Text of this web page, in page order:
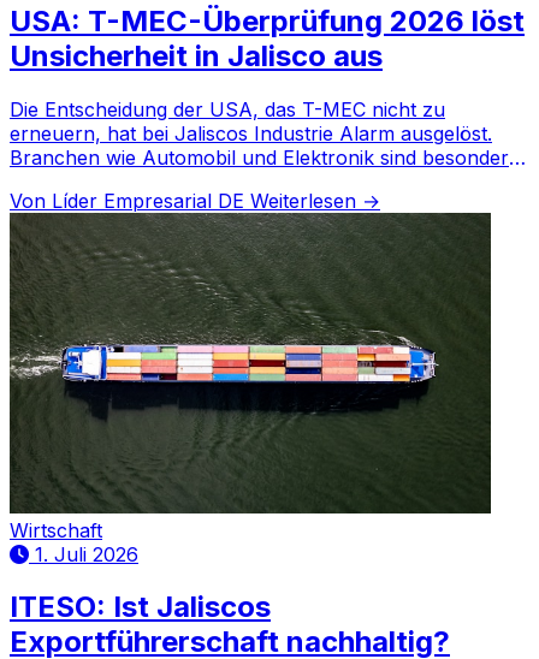
USA: T-MEC-Überprüfung 2026 löst
Unsicherheit in Jalisco aus
Die Entscheidung der USA, das T-MEC nicht zu
erneuern, hat bei Jaliscos Industrie Alarm ausgelöst.
Branchen wie Automobil und Elektronik sind besonders
Von Líder Empresarial DE Weiterlesen →
Wirtschaft
1. Juli 2026
ITESO: Ist Jaliscos
Exportführerschaft nachhaltig?